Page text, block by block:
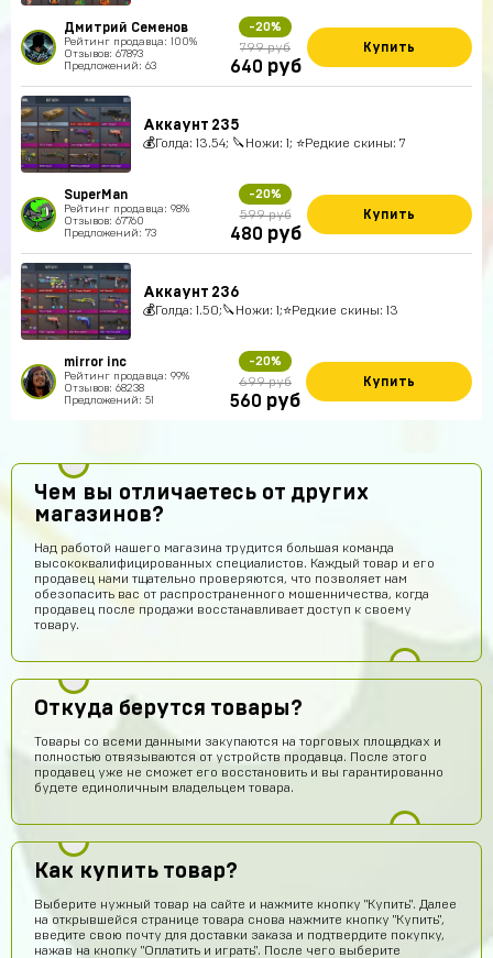
Дмитрий Семенов
Рейтинг продавца: 100%
Отзывов: 67893
Предложений: 63
-20%
799 руб
640 руб
Купить
Аккаунт 235
💰Голда: 13.54; 🔪Ножи: 1; ⭐️Редкие скины: 7
SuperMan
Рейтинг продавца: 98%
Отзывов: 67760
Предложений: 73
-20%
599 руб
480 руб
Купить
Аккаунт 236
💰Голда: 1.50;🔪Ножи: 1;⭐️Редкие скины: 13
mirror inc
Рейтинг продавца: 99%
Отзывов: 68238
Предложений: 51
-20%
699 руб
560 руб
Купить
Чем вы отличаетесь от других
магазинов?
Над работой нашего магазина трудится большая команда
высококвалифицированных специалистов. Каждый товар и его
продавец нами тщательно проверяются, что позволяет нам
обезопасить вас от распространенного мошенничества, когда
продавец после продажи восстанавливает доступ к своему
товару.
Откуда берутся товары?
Товары со всеми данными закупаются на торговых площадках и
полностью отвязываются от устройств продавца. После этого
продавец уже не сможет его восстановить и вы гарантированно
будете единоличным владельцем товара.
Как купить товар?
Выберите нужный товар на сайте и нажмите кнопку "Купить". Далее
на открывшейся странице товара снова нажмите кнопку "Купить",
введите свою почту для доставки заказа и подтвердите покупку,
нажав на кнопку "Оплатить и играть". После чего выберите
Илья Хакерович 15 часов назад
Куда аккаунт приходит
Михантер Шут 13 часов назад